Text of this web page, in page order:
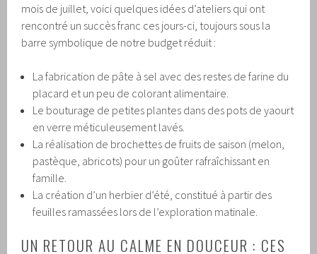
mois de juillet, voici quelques idées d’ateliers qui ont
rencontré un succès franc ces jours-ci, toujours sous la
barre symbolique de notre budget réduit :
La fabrication de pâte à sel avec des restes de farine du
placard et un peu de colorant alimentaire.
Le bouturage de petites plantes dans des pots de yaourt
en verre méticuleusement lavés.
La réalisation de brochettes de fruits de saison (melon,
pastèque, abricots) pour un goûter rafraîchissant en
famille.
La création d’un herbier d’été, constitué à partir des
feuilles ramassées lors de l’exploration matinale.
UN RETOUR AU CALME EN DOUCEUR : CES